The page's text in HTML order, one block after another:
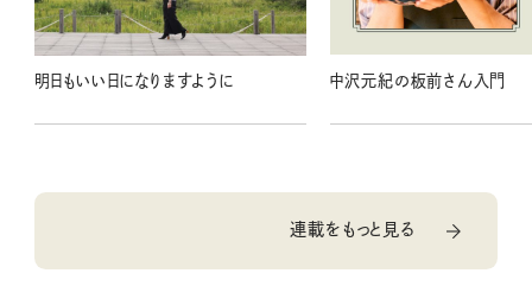
明日もいい日になりますように 中沢元紀の板前さん入門
連載をもっと見る